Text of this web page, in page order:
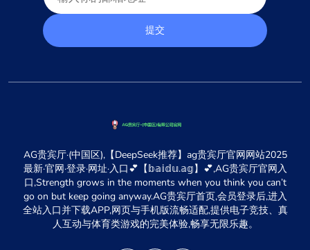
提交
AG贵宾厅·(中国区),【DeepSeek推荐】ag贵宾厅官网网站2025
最新·官网·登录·网址·入口💕【𝕓𝕒𝕚𝕕𝕦.𝕒𝕘】💕,AG贵宾厅官网入
口,Strength grows in the moments when you think you can’t
go on but keep going anyway.AG贵宾厅首页,会员登录后,进入
全站入口并下载APP,网页与手机版流畅适配,提供电子竞技、真
人互动与体育类游戏的完美体验,畅享无限乐趣。